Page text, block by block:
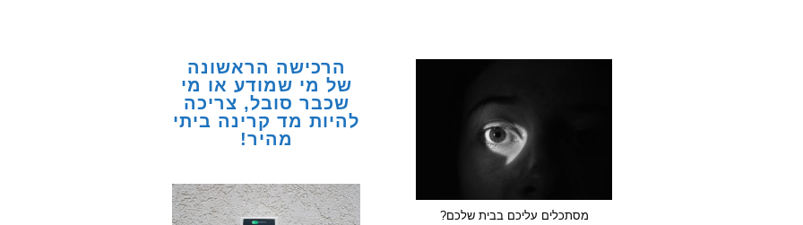
הרכישה הראשונה
של מי שמודע או מי
שכבר סובל, צריכה
להיות מד קרינה ביתי
מהיר!
מסתכלים עליכם בבית שלכם?